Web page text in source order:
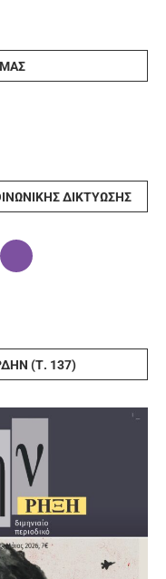
ΔΙΚΤΎΩΣΗΣ
(Τ. 137)